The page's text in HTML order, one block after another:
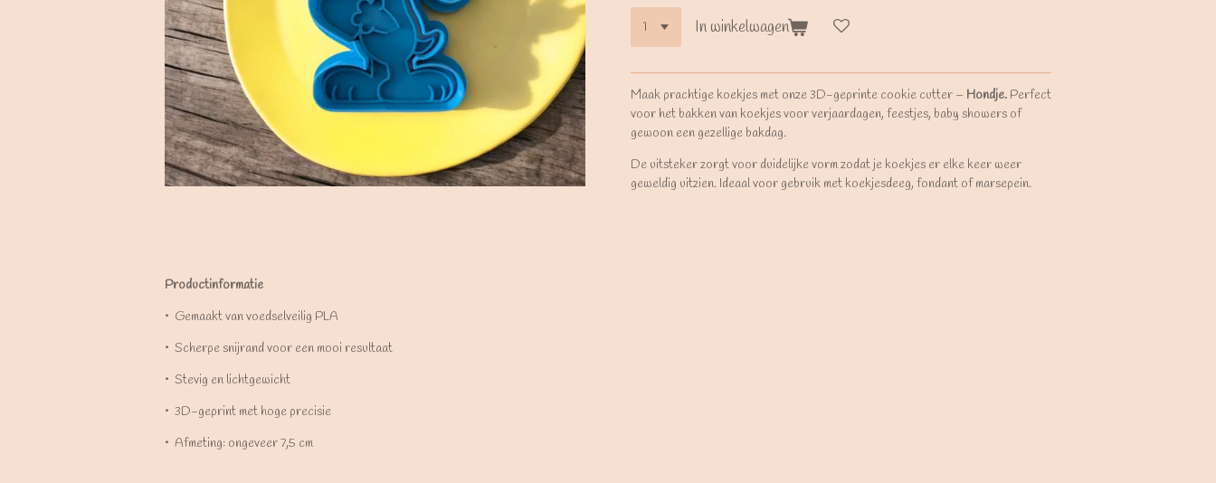
In winkelwagen
Maak prachtige koekjes met onze 3D-geprinte cookie cutter – Hondje. Perfect
voor het bakken van koekjes voor verjaardagen, feestjes, baby showers of
gewoon een gezellige bakdag.
De uitsteker zorgt voor duidelijke vorm zodat je koekjes er elke keer weer
geweldig uitzien. Ideaal voor gebruik met koekjesdeeg, fondant of marsepein.
Productinformatie
•⁠ ⁠Gemaakt van voedselveilig PLA
•⁠ ⁠Scherpe snijrand voor een mooi resultaat
•⁠ ⁠Stevig en lichtgewicht
•⁠ ⁠3D-geprint met hoge precisie
•⁠ ⁠Afmeting: ongeveer 7,5 cm